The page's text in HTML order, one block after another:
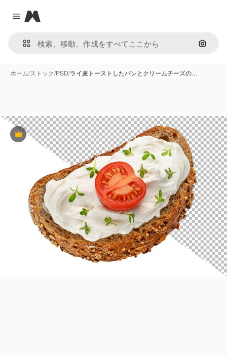
Close menu
Magnific
画像で
ホーム/ストック/PSD/ライ麦トーストしたパンとクリームチーズの…
Premium